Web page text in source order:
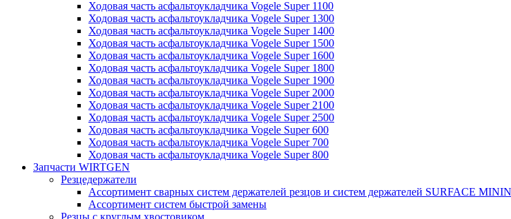
Ходовая часть асфальтоукладчика Vogele Super 1100
Ходовая часть асфальтоукладчика Vogele Super 1300
Ходовая часть асфальтоукладчика Vogele Super 1400
Ходовая часть асфальтоукладчика Vogele Super 1500
Ходовая часть асфальтоукладчика Vogele Super 1600
Ходовая часть асфальтоукладчика Vogele Super 1800
Ходовая часть асфальтоукладчика Vogele Super 1900
Ходовая часть асфальтоукладчика Vogele Super 2000
Ходовая часть асфальтоукладчика Vogele Super 2100
Ходовая часть асфальтоукладчика Vogele Super 2500
Ходовая часть асфальтоукладчика Vogele Super 600
Ходовая часть асфальтоукладчика Vogele Super 700
Ходовая часть асфальтоукладчика Vogele Super 800
Запчасти WIRTGEN
Резцедержатели
Ассортимент сварных систем держателей резцов и систем держателей SURFACE
Ассортимент систем быстрой замены
Резцы с круглым хвостовиком